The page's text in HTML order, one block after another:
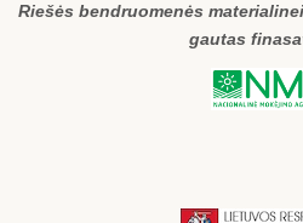
Riešės bendruomenės
gautas